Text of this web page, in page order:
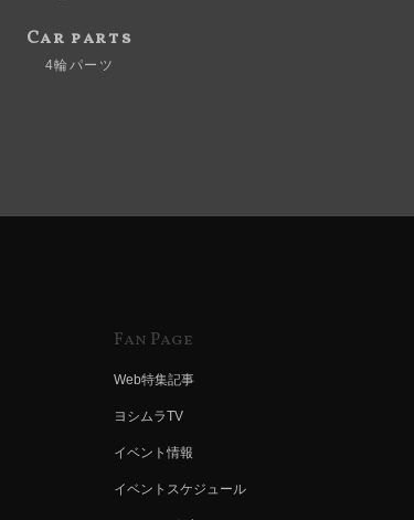
Car parts
4輪パーツ
Fan Page
Web特集記事
ヨシムラTV
イベント情報
イベントスケジュール